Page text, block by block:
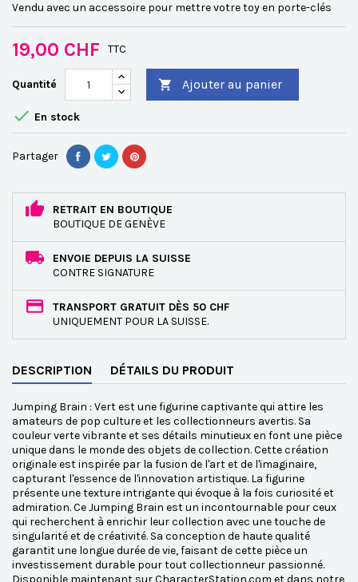
Vendu avec un accessoire pour mettre votre toy en porte-clés
19,00 CHF TTC
Quantité  Ajouter au panier
 En stock
Partager
RETRAIT EN BOUTIQUE
BOUTIQUE DE GENÈVE
ENVOIE DEPUIS LA SUISSE
CONTRE SIGNATURE
TRANSPORT GRATUIT DÈS 50 CHF
UNIQUEMENT POUR LA SUISSE.
DESCRIPTION DÉTAILS DU PRODUIT
Jumping Brain : Vert est une figurine captivante qui attire les
amateurs de pop culture et les collectionneurs avertis. Sa
couleur verte vibrante et ses détails minutieux en font une pièce
unique dans le monde des objets de collection. Cette création
originale est inspirée par la fusion de l'art et de l'imaginaire,
capturant l'essence de l'innovation artistique. La figurine
présente une texture intrigante qui évoque à la fois curiosité et
admiration. Ce Jumping Brain est un incontournable pour ceux
qui recherchent à enrichir leur collection avec une touche de
singularité et de créativité. Sa conception de haute qualité
garantit une longue durée de vie, faisant de cette pièce un
investissement durable pour tout collectionneur passionné.
Disponible maintenant sur CharacterStation.com et dans notre